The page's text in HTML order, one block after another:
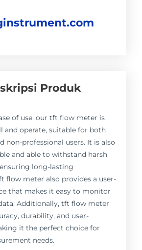
Produk
of use, our tft flow meter is
and operate, suitable for both
non-professional users. It is also
and able to withstand harsh
long-lasting
flow meter also provides a user-
that makes it easy to monitor
Additionally, tft flow meter
durability, and user-
it the perfect choice for
needs.